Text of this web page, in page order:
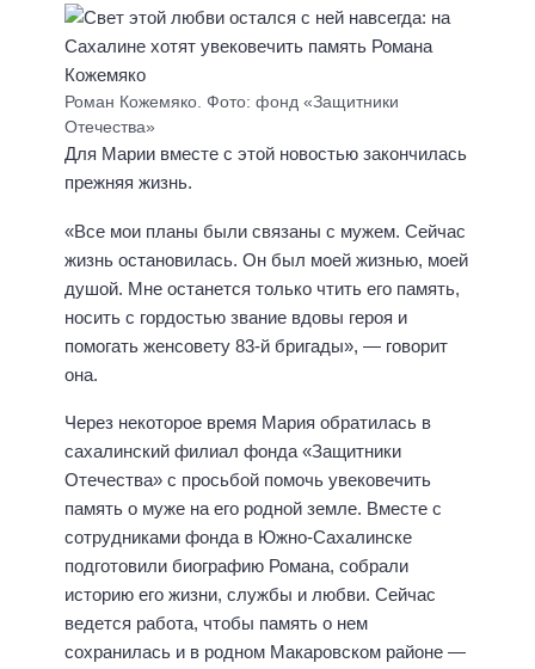
Роман Кожемяко. Фото: фонд «Защитники
Отечества»
Для Марии вместе с этой новостью закончилась
прежняя жизнь.
«Все мои планы были связаны с мужем. Сейчас
жизнь остановилась. Он был моей жизнью, моей
душой. Мне останется только чтить его память,
носить с гордостью звание вдовы героя и
помогать женсовету 83-й бригады», — говорит
она.
Через некоторое время Мария обратилась в
сахалинский филиал фонда «Защитники
Отечества» с просьбой помочь увековечить
память о муже на его родной земле. Вместе с
сотрудниками фонда в Южно-Сахалинске
подготовили биографию Романа, собрали
историю его жизни, службы и любви. Сейчас
ведется работа, чтобы память о нем
сохранилась и в родном Макаровском районе —